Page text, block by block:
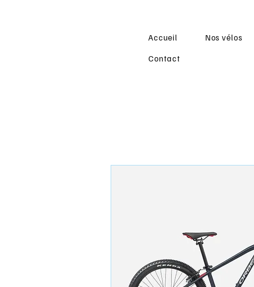
Accueil Nos vélos
Contact